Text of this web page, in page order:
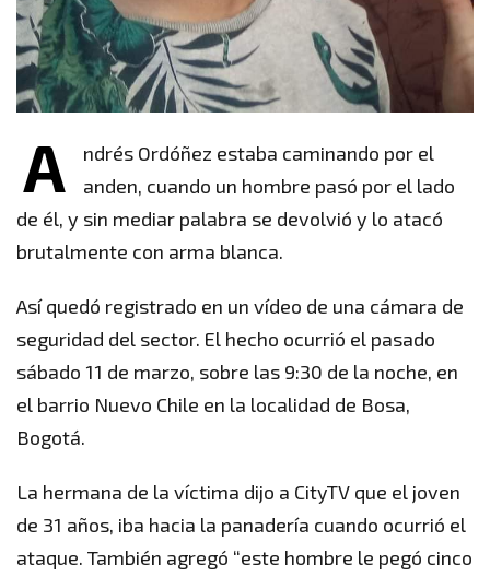
A
ndrés Ordóñez estaba caminando por el
anden, cuando un hombre pasó por el lado
de él, y sin mediar palabra se devolvió y lo atacó
brutalmente con arma blanca.
Así quedó registrado en un vídeo de una cámara de
seguridad del sector. El hecho ocurrió el pasado
sábado 11 de marzo, sobre las 9:30 de la noche, en
el barrio Nuevo Chile en la localidad de Bosa,
Bogotá.
La hermana de la víctima dijo a CityTV que el joven
de 31 años, iba hacia la panadería cuando ocurrió el
ataque. También agregó “este hombre le pegó cinco